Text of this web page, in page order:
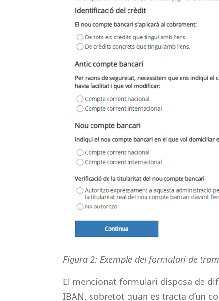
Figura 2: Exemple del formulari de
El mencionat formulari disposa de
IBAN, sobretot quan es tracta d’un